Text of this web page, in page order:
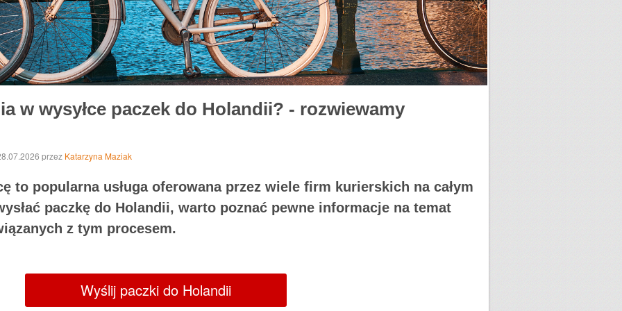
w wysyłce paczek do Holandii? - rozwiewamy
przez Katarzyna Maziak
to popularna usługa oferowana przez wiele firm kurierskich na całym
paczkę do Holandii, warto poznać pewne informacje na temat
z tym procesem.
Wyślij paczki do Holandii